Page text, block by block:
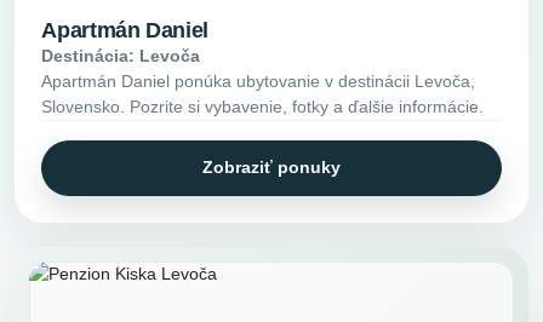
Apartmán Daniel
Destinácia: Levoča
Apartmán Daniel ponúka ubytovanie v destinácii Levoča,
Slovensko. Pozrite si vybavenie, fotky a ďalšie informácie.
Zobraziť ponuky